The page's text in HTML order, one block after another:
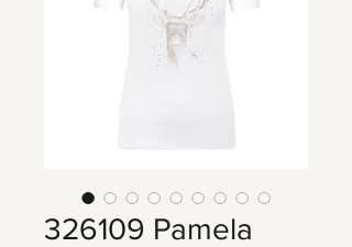
326109 Pamela